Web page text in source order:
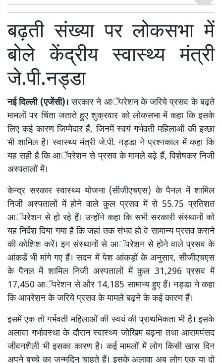
बढ़ती संख्या पर लोकसभा में
बोले केंद्रीय स्वास्थ्य मंत्री
जे.पी.नड्डा
नई दिल्ली (एजेंसी)।सरकार ने आॅपरेशन के जरिये प्रसव के बढ़ते
मामलों पर चिंता जताते हुए शुक्रवार को लोकसभा में कहा कि इसके
लिए कई कारण जिम्मेदार हैं, जिनमें स्वयं गर्भवती महिलाओं की इच्छा
भी शामिल है। स्वास्थ्य मंत्री जे.पी. नड्डा ने प्रश्नकाल में कहा कि
यह सही है कि आॅपरेशन से प्रसव के मामले बढ़े हैं, विशेषकर निजी
अस्पतालों में।
केन्द्र सरकार स्वास्थ्य योजना (सीजीएचएस) के पैनल में शामिल
निजी अस्पतालों में होने वाले कुल प्रसव में से 55.75 प्रतिशत
आॅपरेशन से हो रहे हैं। उन्होंने कहा कि सभी सरकारी संस्थानों को
यह निर्देश दिया गया है कि जहां तक संभव हो वे सामान्य प्रसव कराने
की कोशिश करें। इन संस्थानों से आॅपरेशन से होने वाले प्रसव के
आंकडें भी मांगे गए हैं। सदन में पेश आंकड़ों के अनुसार, सीजीएचएस
के पैनल में शामिल निजी अस्पतालों में कुल 31,296 प्रसव में
17,450 आॅपरेशन से और 14,185 सामान्य हुए हैं। नड्डा ने कहा
कि आपरेशन के जरिये प्रसव के मामले बढ़ने के कई कारण हैं।
इसमें एक तो गर्भवती महिलाओं की स्वयं की प्राथमिकता भी है। इसके
अलावा गर्भावस्था के दौरान स्वास्थ्य जोखिम बढ़ना तथा आरामपंसद
जीवनशैली भी इसका कारण है। कई मामलों में लोग किसी खास दिन
अपने बच्चे का जन्मदिन चाहते हैं। इसके अलावा अब लोग एक या दो